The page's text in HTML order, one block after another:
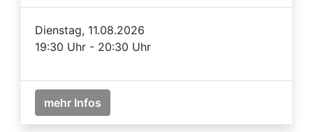
Dienstag, 11.08.2026
19:30 Uhr - 20:30 Uhr
mehr Infos